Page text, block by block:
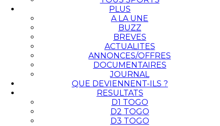
PLUS
A LA UNE
BUZZ
BREVES
ACTUALITES
ANNONCES/OFFRES
DOCUMENTAIRES
JOURNAL
QUE DEVIENNENT-ILS ?
RESULTATS
D1 TOGO
D2 TOGO
D3 TOGO